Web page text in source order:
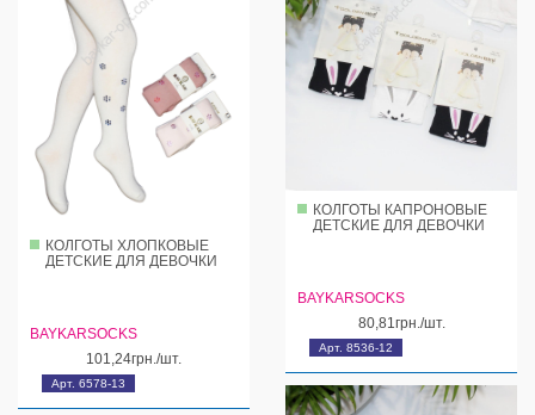
Арт. 6578-13
КОЛГОТЫ ХЛОПКОВЫЕ
ДЕТСКИЕ ДЛЯ ДЕВОЧКИ
BAYKARSOCKS
101,24грн./шт.
Арт. 8536-12
КОЛГОТЫ КАПРОНОВЫЕ
ДЕТСКИЕ ДЛЯ ДЕВОЧКИ
BAYKARSOCKS
80,81грн./шт.